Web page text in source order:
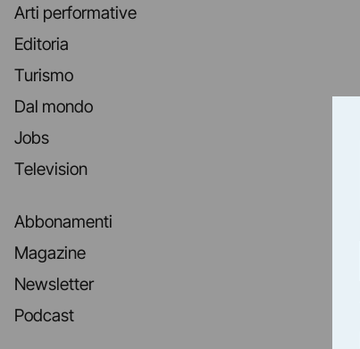
Arti performative
Editoria
Turismo
Dal mondo
Jobs
Television
Abbonamenti
Magazine
Newsletter
Podcast